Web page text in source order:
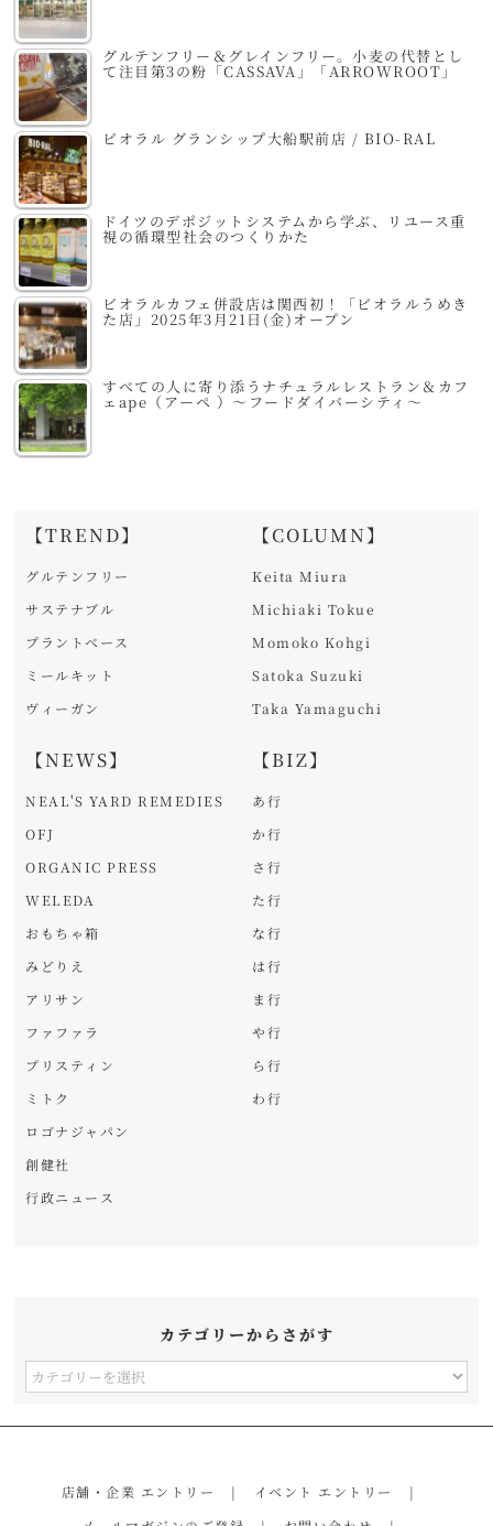
グルテンフリー＆グレインフリー。小麦の代替とし
て注目第3の粉「CASSAVA」「ARROWROOT」
ビオラル グランシップ大船駅前店 / BIO-RAL
ドイツのデポジットシステムから学ぶ、リユース重
視の循環型社会のつくりかた
ビオラルカフェ併設店は関西初！「ビオラルうめき
た店」2025年3月21日(金)オープン
すべての人に寄り添うナチュラルレストラン＆カフ
ェape（アーペ ）～フードダイバーシティ～
【TREND】
グルテンフリー
サステナブル
プラントベース
ミールキット
ヴィーガン
【NEWS】
NEAL'S YARD REMEDIES
OFJ
ORGANIC PRESS
WELEDA
おもちゃ箱
みどりえ
アリサン
ファファラ
プリスティン
ミトク
ロゴナジャパン
創健社
行政ニュース
【COLUMN】
Keita Miura
Michiaki Tokue
Momoko Kohgi
Satoka Suzuki
Taka Yamaguchi
【BIZ】
あ行
か行
さ行
た行
な行
は行
ま行
や行
ら行
わ行
カテゴリーからさがす
カ
店舗・企業 エントリー
イベント エントリー